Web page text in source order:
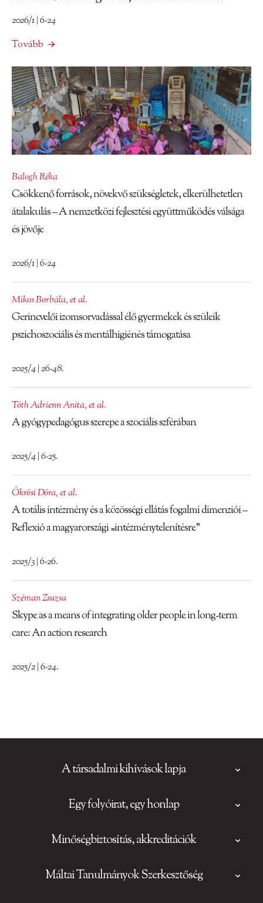
2026/1 | 6-24
Tovább
Balogh Réka
Csökkenő források, növekvő szükségletek, elkerülhetetlen
átalakulás – A nemzetközi fejlesztési együttműködés válsága
és jövője
2026/1 | 6-24
Mikos Borbála,et al.
Gerincvelői izomsorvadással élő gyermekek és szüleik
pszichoszociális és mentálhigiénés támogatása
2025/4 | 26-48.
Tóth Adrienn Anita,et al.
A gyógypedagógus szerepe a szociális szférában
2025/4 | 6-25.
Ökrösi Dóra,et al.
A totális intézmény és a közösségi ellátás fogalmi dimenziói –
Reflexió a magyarországi „intézménytelenítésre”
2025/3 | 6-26.
Széman Zsuzsa
Skype as a means of integrating older people in long-term
care: An action research
2025/2 | 6-24.
A társadalmi kihívások lapja
Egy folyóirat, egy honlap
Minőségbiztosítás, akkreditációk
Máltai Tanulmányok Szerkesztőség